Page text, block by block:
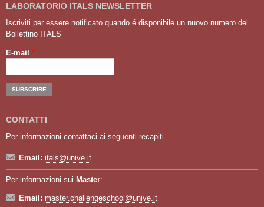
LABORATORIO ITALS NEWSLETTER
Iscriviti per essere notificato quando é disponibile un nuovo numero del
Bollettino ITALS
E-mail *
CONTATTI
Per informazioni contattaci ai seguenti recapiti
Email: itals@unive.it
Per informazioni sui Master:
Email: master.challengeschool@unive.it